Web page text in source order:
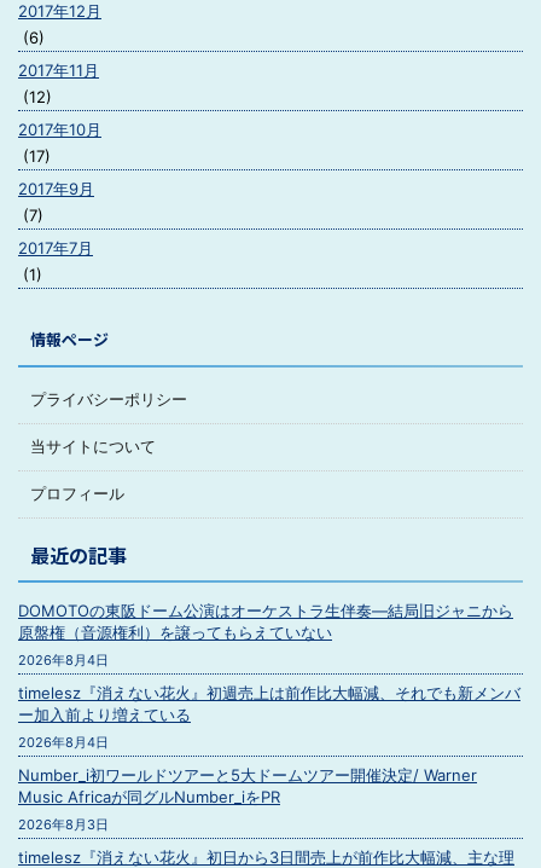
2017年12月
(6)
2017年11月
(12)
2017年10月
(17)
2017年9月
(7)
2017年7月
(1)
情報ページ
プライバシーポリシー
当サイトについて
プロフィール
最近の記事
DOMOTOの東阪ドーム公演はオーケストラ生伴奏―結局旧ジャニから
原盤権（音源権利）を譲ってもらえていない
2026年8月4日
timelesz『消えない花火』初週売上は前作比大幅減、それでも新メンバ
ー加入前より増えている
2026年8月4日
Number_i初ワールドツアーと5大ドームツアー開催決定/ Warner
Music Africaが同グルNumber_iをPR
2026年8月3日
timelesz『消えない花火』初日から3日間売上が前作比大幅減、主な理